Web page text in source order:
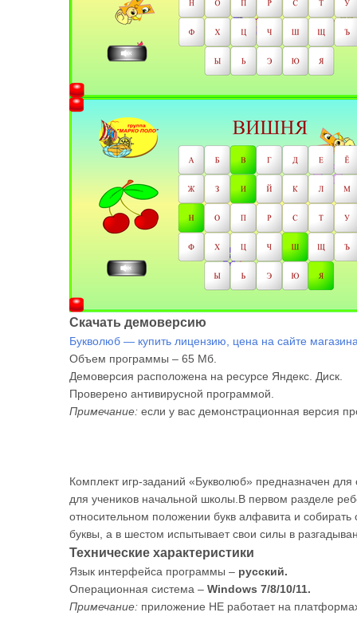
Скачать демоверсию
Букволюб — купить лицензию, цена на сайте
Объем программы – 65 Мб.
Демоверсия расположена на ресурсе Яндекс. Диск.
Проверено антивирусной программой.
Примечание: если у вас демонстрационная версия
Комплект игр-заданий «Букволюб» предназначен
для учеников начальной школы.В первом разделе
относительном положении букв алфавита и
буквы, а в шестом испытывает свои силы в
Технические характеристики
Язык интерфейса программы – русский.
Операционная система – Windows 7/8/10/11.
Примечание: приложение НЕ работает на